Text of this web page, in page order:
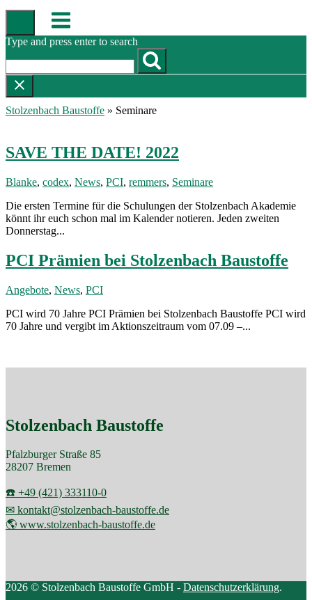
Skip
content
Menu
Type and press enter to search
Stolzenbach Baustoffe » Seminare
SAVE THE DATE! 2022
Blanke, codex, News, PCI, remmers, Seminare
Die ersten Termine für die Schulungen der Stolzenbach Akademie
könnt ihr euch schon mal im Kalender notieren. Jeden zweiten
Donnerstag...
PCI Prämien bei Stolzenbach Baustoffe
Angebote, News, PCI
PCI wird 70 Jahre PCI Prämien bei Stolzenbach Baustoffe PCI wird
70 Jahre und vergibt im Aktionszeitraum vom 07.09 –...
Stolzenbach Baustoffe
Pfalzburger Straße 85
28207 Bremen
☎️ +49 (421) 333110-0
✉ kontakt@stolzenbach-baustoffe.de
🌎 www.stolzenbach-baustoffe.de
2026 © Stolzenbach Baustoffe GmbH - Datenschutzerklärung.